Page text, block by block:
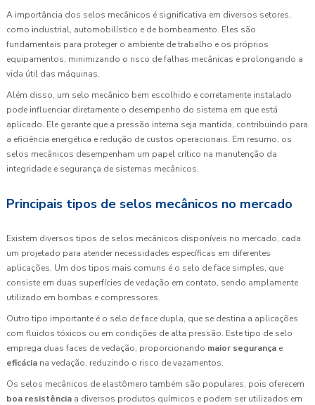
A importância dos selos mecânicos é significativa em diversos setores,
como industrial, automobilístico e de bombeamento. Eles são
fundamentais para proteger o ambiente de trabalho e os próprios
equipamentos, minimizando o risco de falhas mecânicas e prolongando a
vida útil das máquinas.
Além disso, um selo mecânico bem escolhido e corretamente instalado
pode influenciar diretamente o desempenho do sistema em que está
aplicado. Ele garante que a pressão interna seja mantida, contribuindo para
a eficiência energética e redução de custos operacionais. Em resumo, os
selos mecânicos desempenham um papel crítico na manutenção da
integridade e segurança de sistemas mecânicos.
Principais tipos de selos mecânicos no mercado
Existem diversos tipos de selos mecânicos disponíveis no mercado, cada
um projetado para atender necessidades específicas em diferentes
aplicações. Um dos tipos mais comuns é o selo de face simples, que
consiste em duas superfícies de vedação em contato, sendo amplamente
utilizado em bombas e compressores.
Outro tipo importante é o selo de face dupla, que se destina a aplicações
com fluidos tóxicos ou em condições de alta pressão. Este tipo de selo
emprega duas faces de vedação, proporcionando maior segurança e
eficácia na vedação, reduzindo o risco de vazamentos.
Os selos mecânicos de elastômero também são populares, pois oferecem
boa resistência a diversos produtos químicos e podem ser utilizados em